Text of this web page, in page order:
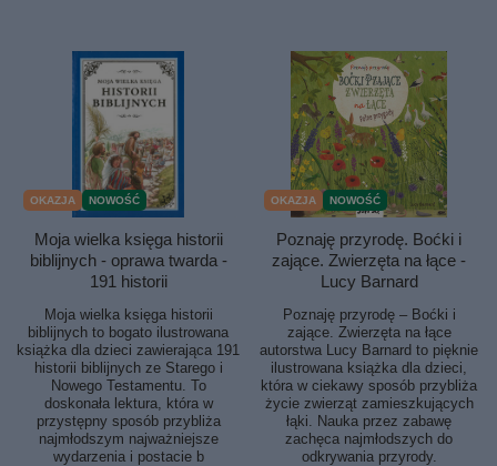
OKAZJA NOWOŚĆ
Moja wielka księga historii
biblijnych - oprawa twarda -
191 historii
Moja wielka księga historii
biblijnych to bogato ilustrowana
książka dla dzieci zawierająca 191
historii biblijnych ze Starego i
Nowego Testamentu. To
doskonała lektura, która w
przystępny sposób przybliża
najmłodszym najważniejsze
wydarzenia i postacie b
OKAZJA NOWOŚĆ
Poznaję przyrodę. Boćki i
zające. Zwierzęta na łące -
Lucy Barnard
Poznaję przyrodę – Boćki i
zające. Zwierzęta na łące
autorstwa Lucy Barnard to pięknie
ilustrowana książka dla dzieci,
która w ciekawy sposób przybliża
życie zwierząt zamieszkujących
łąki. Nauka przez zabawę
zachęca najmłodszych do
odkrywania przyrody.